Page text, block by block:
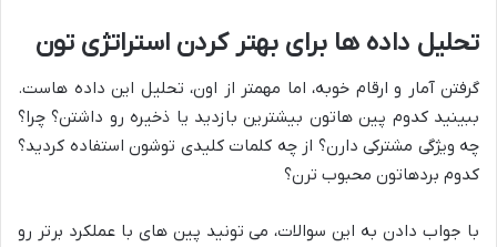
تحلیل داده ها برای بهتر کردن استراتژی تون
گرفتن آمار و ارقام خوبه، اما مهمتر از اون، تحلیل این داده هاست.
ببینید کدوم پین هاتون بیشترین بازدید یا ذخیره رو داشتن؟ چرا؟
چه ویژگی مشترکی دارن؟ از چه کلمات کلیدی توشون استفاده کردید؟
کدوم بردهاتون محبوب ترن؟
با جواب دادن به این سوالات، می تونید پین های با عملکرد برتر رو